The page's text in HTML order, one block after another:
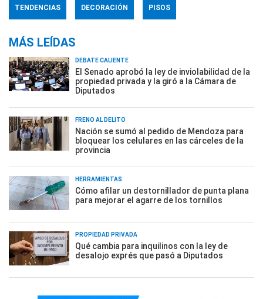
TENDENCIAS DECORACIÓN PISOS
MÁS LEÍDAS
DEBATE CALIENTE
El Senado aprobó la ley de inviolabilidad de la
propiedad privada y la giró a la Cámara de
Diputados
FRENO AL DELITO
Nación se sumó al pedido de Mendoza para
bloquear los celulares en las cárceles de la
provincia
HERRAMIENTAS
Cómo afilar un destornillador de punta plana
para mejorar el agarre de los tornillos
PROPIEDAD PRIVADA
Qué cambia para inquilinos con la ley de
desalojo exprés que pasó a Diputados